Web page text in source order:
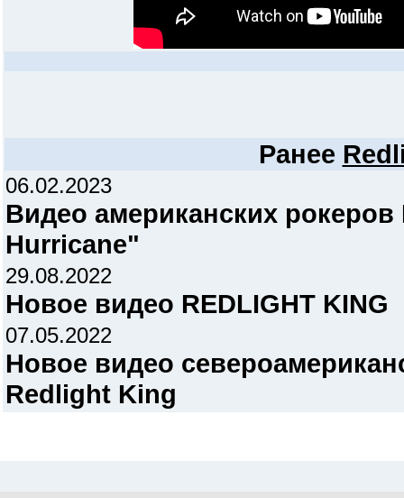
Ранее
06.02.2023
Видео американских рокеров
Hurricane"
29.08.2022
Новое видео REDLIGHT KING
07.05.2022
Новое видео
Redlight King